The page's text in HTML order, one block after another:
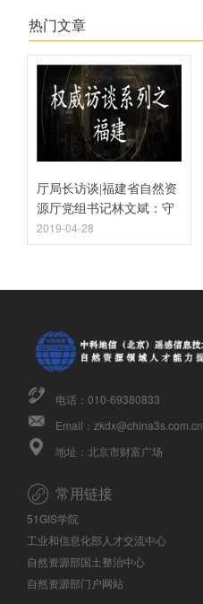
热门文章
厅局长访谈|福建省自然资
源厅党组书记林文斌：守
护自然资源，建设生态福
建
2019-04-28
电话：010-69380833
Email：zkdx@china3s.com.cn
地址：北京市财富广场
常用链接
51GIS学院
工业和信息化部人才交流中心
自然资源部国土整治中心
自然资源部门户网站